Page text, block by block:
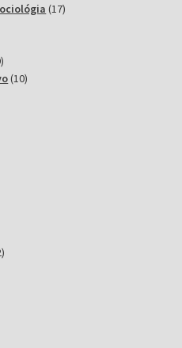
1717
29
produktov
1010
2